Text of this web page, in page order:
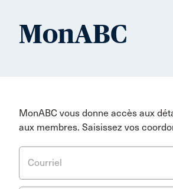
MonABC
MonABC vous donne accès aux
aux membres. Saisissez vos
Courriel